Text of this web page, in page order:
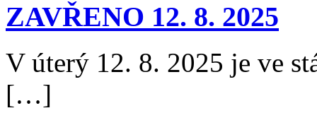
ZAVŘENO 12. 8. 2025
V úterý 12. 8. 2025 je ve
[…]